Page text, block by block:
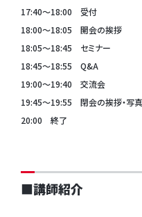
17:40～18:00 受付
18:00～18:05 開会の挨拶
18:05～18:45 セミナー
18:45～18:55 Q&A
19:00～19:40 交流会
19:45～19:55 閉会の挨拶・写
20:00 終了
■講師紹介